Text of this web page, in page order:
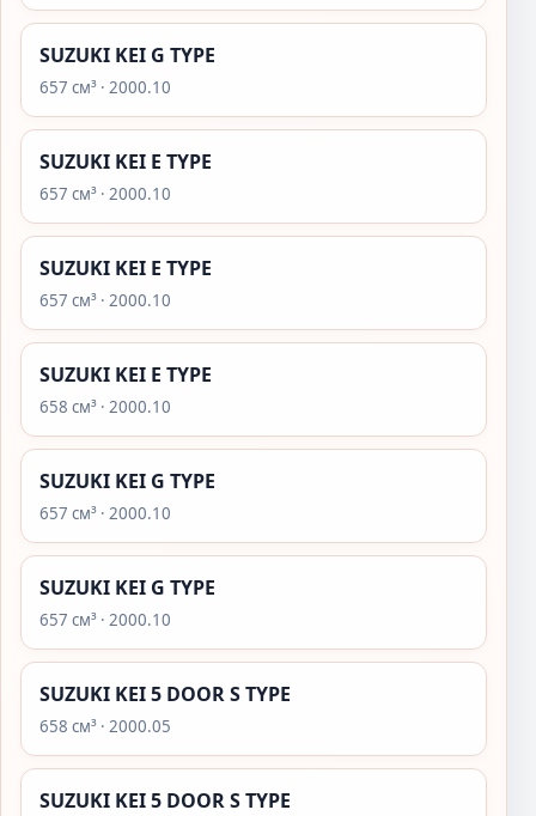
SUZUKI KEI G TYPE
657 см³ · 2000.10
SUZUKI KEI E TYPE
657 см³ · 2000.10
SUZUKI KEI E TYPE
657 см³ · 2000.10
SUZUKI KEI E TYPE
658 см³ · 2000.10
SUZUKI KEI G TYPE
657 см³ · 2000.10
SUZUKI KEI G TYPE
657 см³ · 2000.10
SUZUKI KEI 5 DOOR S TYPE
658 см³ · 2000.05
SUZUKI KEI 5 DOOR S TYPE